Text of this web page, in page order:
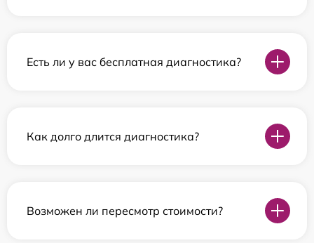
Есть ли у вас бесплатная диагностика?
Как долго длится диагностика?
Возможен ли пересмотр стоимости?